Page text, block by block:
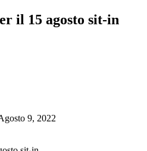
il 15 agosto sit-in
9, 2022